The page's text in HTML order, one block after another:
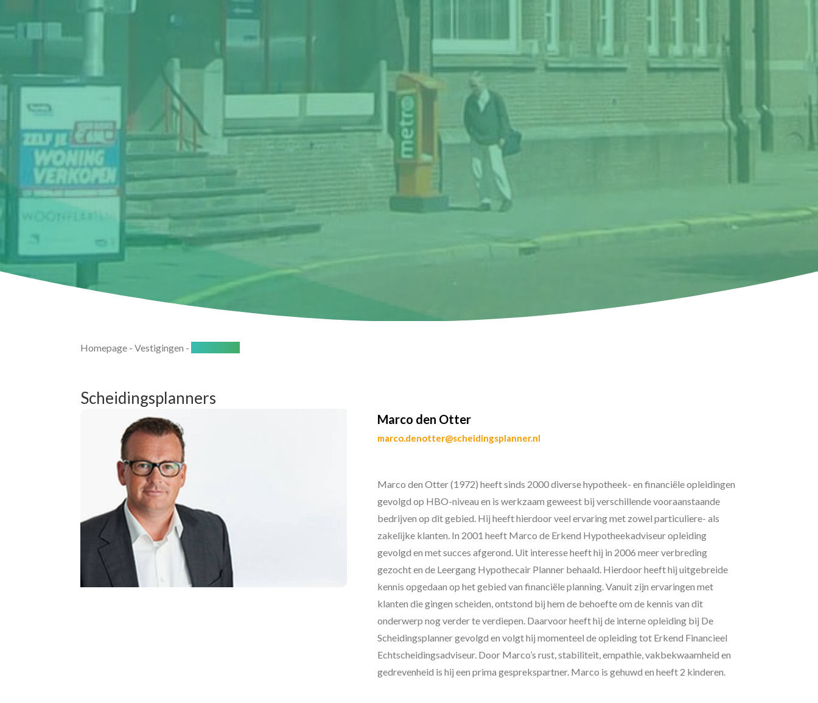
Homepage - Vestigingen -
Scheidingsplanners
Marco den Otter
marco.denotter@scheidingsplanner.nl
Marco den Otter (1972) heeft sinds 2000 diverse hypotheek- en financiële opleidingen
gevolgd op HBO-niveau en is werkzaam geweest bij verschillende vooraanstaande
bedrijven op dit gebied. Hij heeft hierdoor veel ervaring met zowel particuliere- als
zakelijke klanten. In 2001 heeft Marco de Erkend Hypotheekadviseur opleiding
gevolgd en met succes afgerond. Uit interesse heeft hij in 2006 meer verbreding
gezocht en de Leergang Hypothecair Planner behaald. Hierdoor heeft hij uitgebreide
kennis opgedaan op het gebied van financiële planning. Vanuit zijn ervaringen met
klanten die gingen scheiden, ontstond bij hem de behoefte om de kennis van dit
onderwerp nog verder te verdiepen. Daarvoor heeft hij de interne opleiding bij De
Scheidingsplanner gevolgd en volgt hij momenteel de opleiding tot Erkend Financieel
Echtscheidingsadviseur. Door Marco’s rust, stabiliteit, empathie, vakbekwaamheid en
gedrevenheid is hij een prima gesprekspartner. Marco is gehuwd en heeft 2 kinderen.